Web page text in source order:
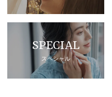
SPECIAL
スペシャル